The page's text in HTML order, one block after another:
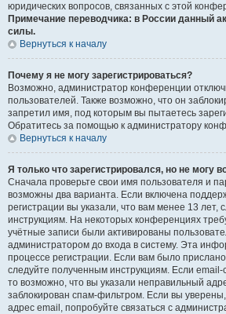
юридических вопросов, связанных с этой
Примечание переводчика: в России данный
силы.
Вернуться к началу
Почему я не могу зарегистрироваться?
Возможно, администратор конференции
пользователей. Также возможно, что он
запретил имя, под которым вы пытаетесь
Обратитесь за помощью к администратору
Вернуться к началу
Я только что зарегистрировался, но не могу
Сначала проверьте свои имя пользователя и
возможны два варианта. Если включена
регистрации вы указали, что вам менее 13 лет,
инструкциям. На некоторых конференциях
учётные записи были активированы
администратором до входа в систему. Эта
процессе регистрации. Если вам было
следуйте полученным инструкциям. Если
то возможно, что вы указали неправильный
заблокирован спам-фильтром. Если вы
адрес email, попробуйте связаться с